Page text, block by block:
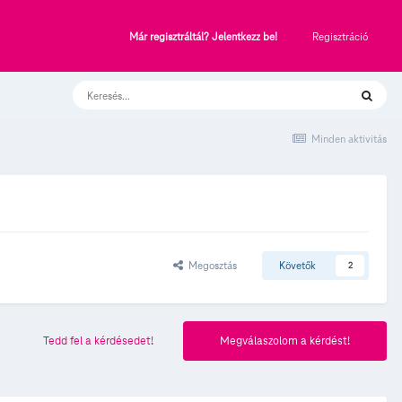
Már regisztráltál? Jelentkezz be! Regisztráció
Minden aktivitás
Megosztás Követők 2
Megválaszolom a kérdést!
Tedd fel a kérdésedet!